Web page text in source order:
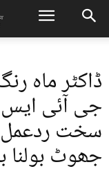
ڈاکٹر ماہ
جی آئی ایس
سخت
جھوٹ بولنا